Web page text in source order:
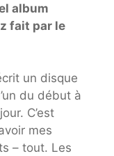
album
fait par le
un disque
du début à
C’est
mes
– tout. Les